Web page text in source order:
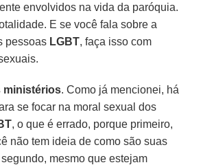
envolvidos na vida da paróquia.
E se você fala sobre a
pessoas LGBT, faça isso com
ministérios. Como já mencionei, há
se focar na moral sexual dos
, o que é errado, porque primeiro,
não tem ideia de como são suas
mesmo que estejam